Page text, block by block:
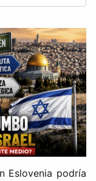
Eslovenia podría